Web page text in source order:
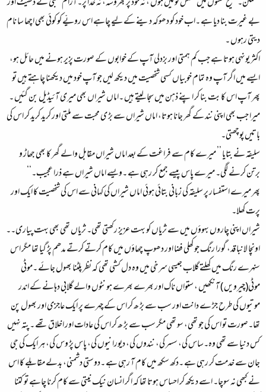
بے غیرت بنا دیا ہے ۔اب خود کو دھوکہ دینے کے لیے چاہے اس رویّے کو کوئی بھی اچھا سا نام
دیتی رہوں ۔
اکثر یونہی ہوتا ہے جب کم ہمتی اور بزدلی آپ کے خوابوں کے صورت پزیر ہونے میں حائل ہو،
ایسے میں اگر آپ وہ تمام خوبیاں کسی شخصیت میں دیکھ لیں جو آپ خود میں دیکھنا چاہتے ہیں تو
پھر آپ اس کا بت بنا کر اپنے ذہن میں سجا لیتے ہیں ۔اماں شیراں بھی میری آئیڈیل بن گئیں ۔
میرا جب بھی اپنی نند کے گھر جانا ہوتا، اماں شیراں سے بڑ ی محبت سے ملتی اور کرید کرید کر اس کی
باتیں پوچھتی۔
سلیقہ نے بتایا ’’ میرے کام سے فراغت کے بعد اماں شیراں مقابل والے گھر کا بھی جھاڑ و
برتن کرنے لگی۔ میرے پاس پیسے جمع کر رہی ہے ۔ویسے اماں شیراں ہے ذرا عجیب۔‘‘
پھر میرے استفسار پر سلیقہ کی زبانی بتائی ہوئی اماں شیراں کی کہانی سے اس کی شخصیت کا ایک اور
پرت کھلا۔
شیراں اپنی چاروں بہوؤں میں سے ثریاں کو بہت عزیز رکھتی تھی۔ ثریاں تھی بھی بہت پیاری۔۔
اونچا لانبا قد، گورا رنگ جو کھلی فضا اور دھوپ چھاؤں میں کام کرتے کرتے مدھم پڑ گیا تھا مگر اس
سنہرے رنگ میں کھلتے گلاب جیسی سرخی میں وہ دل کشی تھی کہ نظر پلٹنا بھول جائے ۔موٹی
موٹی(چیرویں ) آنکھیں ، ستواں ناک اور بھرے بھرے ہونٹوں والے گلابی دہانے کے اندر
موتیوں کی طرح جڑ ے دانت اور سب سے بڑ ھ کر اس کے چہرے پر ایک عاجزی اور بھول پن
تھا۔صورت تو اس کی جو تھی، سو تھی مگر سب سے بڑ ھ کر اس کی عادات اور اخلاق تھے ۔پتہ نہیں
کس دنیا سے تھی وہ۔ساس کی، سسر کی، نندوں کی، دیورانیوں کی، پاس پڑ وس کی، ہر ایک کی جی
جان سے خدمت کر رہی ہے ۔دکھ سکھ میں کام آ رہی ہے ۔دوستی دشمنی، بدلے مقابلے کا اس
نے کبھی نہ سوچا۔ اسے دیکھ کر احساس ہوتا تھا کہ اگر انسان نیک نیتی سے کام کرنا چاہے تو کتنا